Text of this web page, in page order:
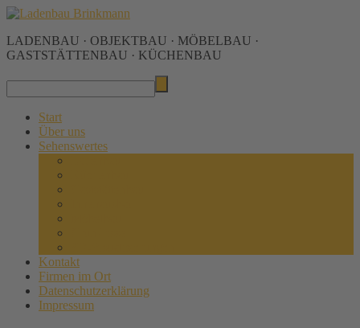
LADENBAU · OBJEKTBAU · MÖBELBAU ·
GASTSTÄTTENBAU · KÜCHENBAU
Start
Über uns
Sehenswertes
Kontakt
Firmen im Ort
Datenschutzerklärung
Impressum